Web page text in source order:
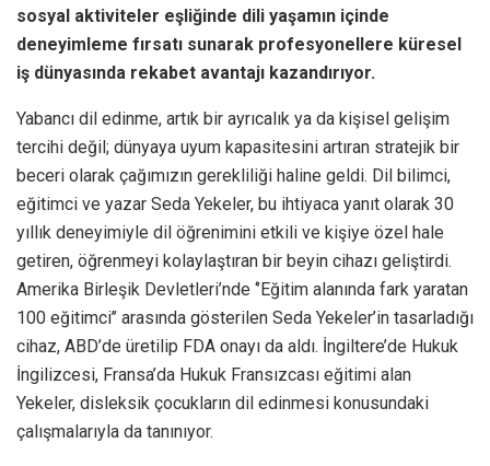
sosyal aktiviteler eşliğinde dili yaşamın içinde
deneyimleme fırsatı sunarak profesyonellere küresel
iş dünyasında rekabet avantajı kazandırıyor.
Yabancı dil edinme, artık bir ayrıcalık ya da kişisel gelişim
tercihi değil; dünyaya uyum kapasitesini artıran stratejik bir
beceri olarak çağımızın gerekliliği haline geldi. Dil bilimci,
eğitimci ve yazar Seda Yekeler, bu ihtiyaca yanıt olarak 30
yıllık deneyimiyle dil öğrenimini etkili ve kişiye özel hale
getiren, öğrenmeyi kolaylaştıran bir beyin cihazı geliştirdi.
Amerika Birleşik Devletleri’nde ‘’Eğitim alanında fark yaratan
100 eğitimci’’ arasında gösterilen Seda Yekeler’in tasarladığı
cihaz, ABD’de üretilip FDA onayı da aldı. İngiltere’de Hukuk
İngilizcesi, Fransa’da Hukuk Fransızcası eğitimi alan
Yekeler, disleksik çocukların dil edinmesi konusundaki
çalışmalarıyla da tanınıyor.